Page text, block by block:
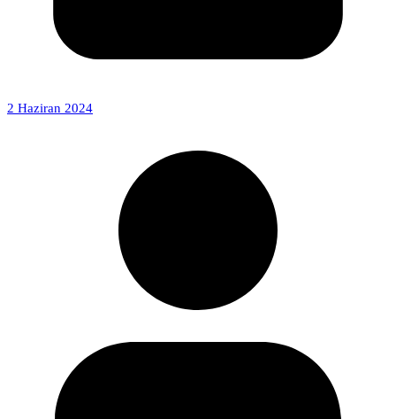
2 Haziran 2024